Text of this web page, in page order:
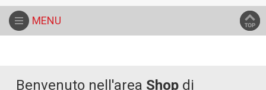
MENU
Home
Benvenuto nell'area Shop di